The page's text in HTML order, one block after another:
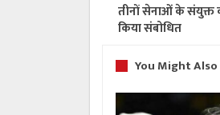
तीनों सेनाओं के संयुक्त
किया संबोधित
You Might